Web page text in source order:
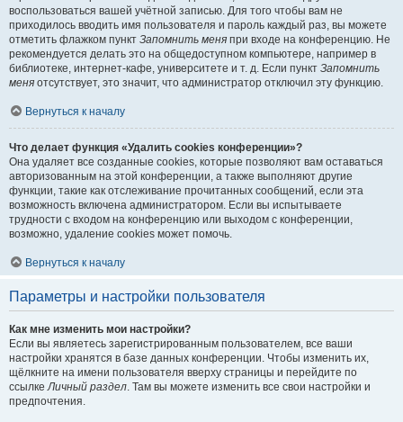
воспользоваться вашей учётной записью. Для того чтобы вам не
приходилось вводить имя пользователя и пароль каждый раз, вы можете
отметить флажком пункт Запомнить меня при входе на конференцию. Не
рекомендуется делать это на общедоступном компьютере, например в
библиотеке, интернет-кафе, университете и т. д. Если пункт Запомнить
меня отсутствует, это значит, что администратор отключил эту функцию.
Вернуться к началу
Что делает функция «Удалить cookies конференции»?
Она удаляет все созданные cookies, которые позволяют вам оставаться
авторизованным на этой конференции, а также выполняют другие
функции, такие как отслеживание прочитанных сообщений, если эта
возможность включена администратором. Если вы испытываете
трудности с входом на конференцию или выходом с конференции,
возможно, удаление cookies может помочь.
Вернуться к началу
Параметры и настройки пользователя
Как мне изменить мои настройки?
Если вы являетесь зарегистрированным пользователем, все ваши
настройки хранятся в базе данных конференции. Чтобы изменить их,
щёлкните на имени пользователя вверху страницы и перейдите по
ссылкеЛичный раздел. Там вы можете изменить все свои настройки и
предпочтения.